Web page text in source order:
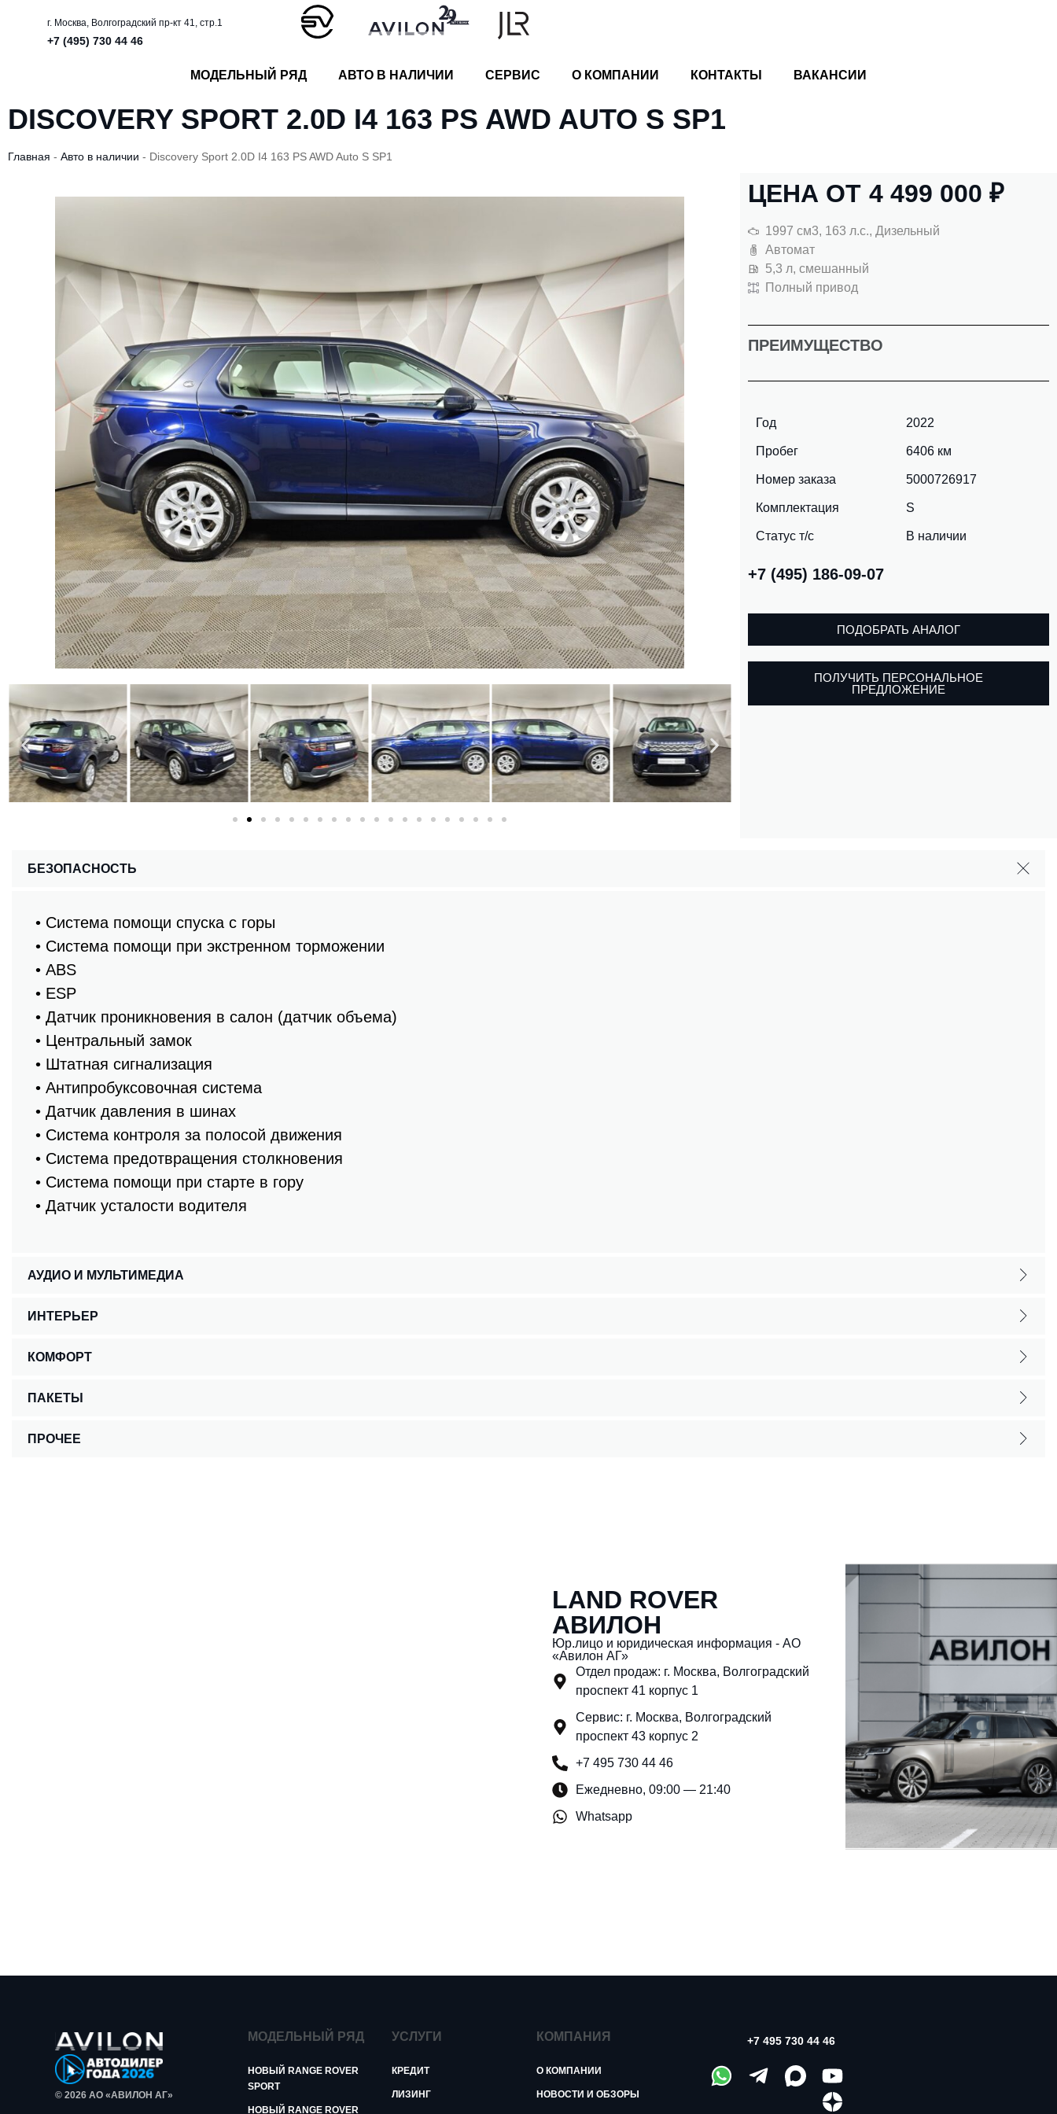
г. Москва, Волгоградский пр-кт 41, стр.1
+7 (495) 730 44 46
МОДЕЛЬНЫЙ РЯД АВТО В НАЛИЧИИ СЕРВИС О КОМПАНИИ КОНТАКТЫ ВАКАНСИИ
DISCOVERY SPORT 2.0D I4 163 PS AWD AUTO S SP1
Главная - Авто в наличии - Discovery Sport 2.0D I4 163 PS AWD Auto S SP1
ЦЕНА ОТ 4 499 000 ₽
1997 см3, 163 л.с., Дизельный
Автомат
5,3 л, смешанный
Полный привод
ПРЕИМУЩЕСТВО
Год 2022
Пробег 6406 км
Номер заказа 5000726917
Комплектация S
Статус т/с В наличии
+7 (495) 186-09-07
ПОДОБРАТЬ АНАЛОГ
ПОЛУЧИТЬ ПЕРСОНАЛЬНОЕ
ПРЕДЛОЖЕНИЕ
БЕЗОПАСНОСТЬ
• Система помощи спуска с горы
• Система помощи при экстренном торможении
• ABS
• ESP
• Датчик проникновения в салон (датчик объема)
• Центральный замок
• Штатная сигнализация
• Антипробуксовочная система
• Датчик давления в шинах
• Система контроля за полосой движения
• Система предотвращения столкновения
• Система помощи при старте в гору
• Датчик усталости водителя
АУДИО И МУЛЬТИМЕДИА
ИНТЕРЬЕР
КОМФОРТ
ПАКЕТЫ
ПРОЧЕЕ
LAND ROVER
АВИЛОН
Юр.лицо и юридическая информация - АО
«Авилон АГ»
Отдел продаж: г. Москва, Волгоградский
проспект 41 корпус 1
Сервис: г. Москва, Волгоградский
проспект 43 корпус 2
+7 495 730 44 46
Ежедневно, 09:00 — 21:40
Whatsapp
© 2026 АО «АВИЛОН АГ»
МОДЕЛЬНЫЙ РЯД
НОВЫЙ RANGE ROVER
SPORT
НОВЫЙ RANGE ROVER
УСЛУГИ
КРЕДИТ
ЛИЗИНГ
КОМПАНИЯ
О КОМПАНИИ
НОВОСТИ И ОБЗОРЫ
+7 495 730 44 46